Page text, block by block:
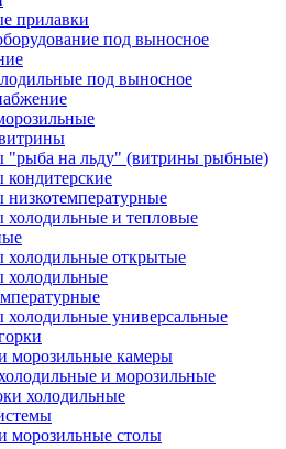
прилавки
под выносное
под выносное
"рыба на льду" (витрины рыбные)
и тепловые
открытые
холодильные
универсальные
морозильные камеры
и морозильные
холодильные
морозильные столы